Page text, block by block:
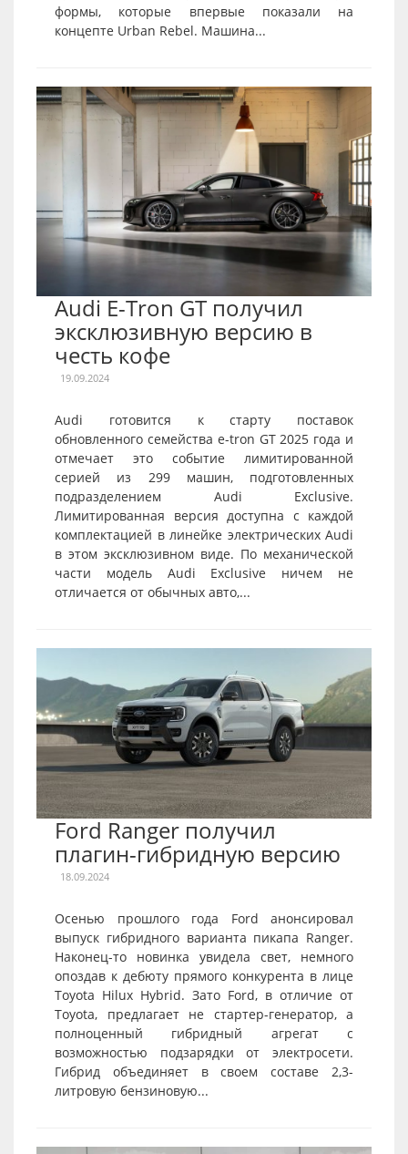
формы, которые впервые показали на
концепте Urban Rebel. Машина...
Audi E-Tron GT получил
эксклюзивную версию в
честь кофе
19.09.2024
Audi готовится к старту поставок
обновленного семейства e-tron GT 2025 года и
отмечает это событие лимитированной
серией из 299 машин, подготовленных
подразделением Audi Exclusive.
Лимитированная версия доступна с каждой
комплектацией в линейке электрических Audi
в этом эксклюзивном виде. По механической
части модель Audi Exclusive ничем не
отличается от обычных авто,...
Ford Ranger получил
плагин-гибридную версию
18.09.2024
Осенью прошлого года Ford анонсировал
выпуск гибридного варианта пикапа Ranger.
Наконец-то новинка увидела свет, немного
опоздав к дебюту прямого конкурента в лице
Toyota Hilux Hybrid. Зато Ford, в отличие от
Toyota, предлагает не стартер-генератор, а
полноценный гибридный агрегат с
возможностью подзарядки от электросети.
Гибрид объединяет в своем составе 2,3-
литровую бензиновую...